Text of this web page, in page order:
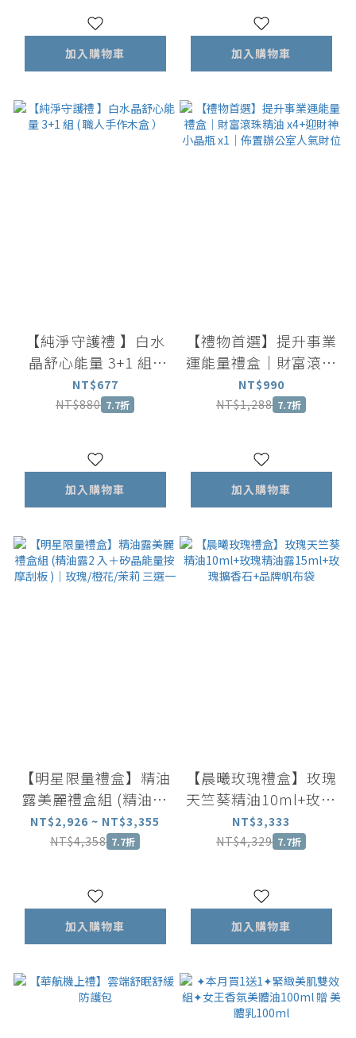
噴霧 100ml
加入購物車
噴霧 100ml
加入購物車
【純淨守護禮 】白水
晶舒心能量 3+1 組 (
職人手作木盒 ）
NT$677
NT$880 7.7折
加入購物車
【禮物首選】提升事業
運能量禮盒｜財富滾珠
精油 x4+迎財神小晶瓶
x1｜佈置辦公室人氣
NT$990
NT$1,288 7.7折
加入購物車
【明星限量禮盒】精油
露美麗禮盒組 (精油露
2 入＋矽晶能量按摩刮
板 )｜玫瑰/橙花/茉莉
NT$2,926 ~ NT$3,355
NT$4,358 7.7折
加入購物車
【晨曦玫瑰禮盒】玫瑰
天竺葵精油10ml+玫瑰
精油露15ml+玫瑰擴香
石+品牌帆布袋
NT$3,333
NT$4,329 7.7折
加入購物車